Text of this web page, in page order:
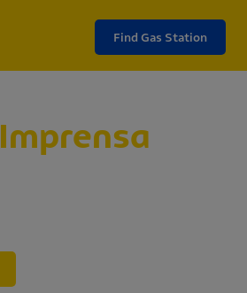
Find Gas Station
Imprensa